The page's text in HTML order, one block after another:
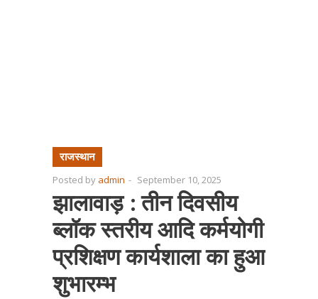
राजस्थान
Posted by admin - September 10, 2025
झालावाड़ : तीन दिवसीय
ब्लॉक स्तरीय आदि कर्मयोगी
प्रशिक्षण कार्यशाला का हुआ
शुभारम्भ